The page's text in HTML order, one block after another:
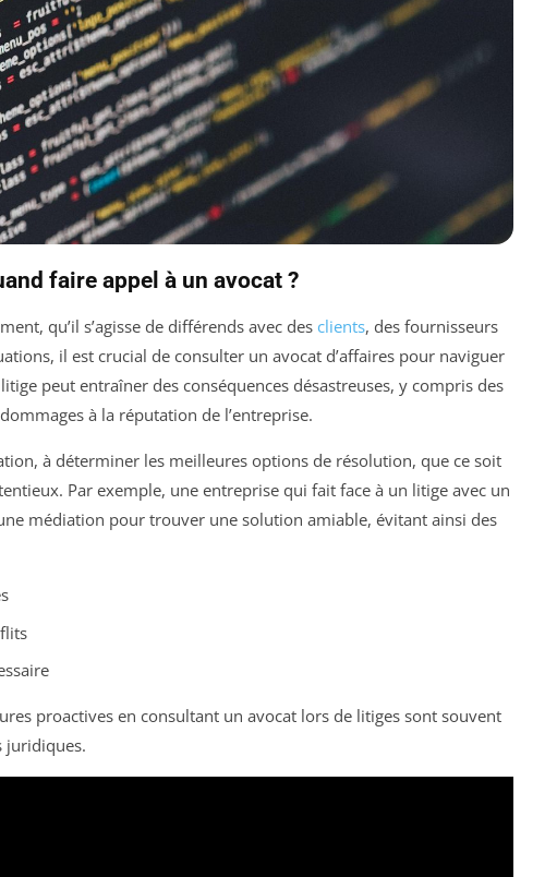
faire appel à un avocat ?
qu’il s’agisse de différends avec des clients, des fournisseurs
il est crucial de consulter un avocat d’affaires pour naviguer
peut entraîner des conséquences désastreuses, y compris des
à la réputation de l’entreprise.
à déterminer les meilleures options de résolution, que ce soit
Par exemple, une entreprise qui fait face à un litige avec un
médiation pour trouver une solution amiable, évitant ainsi des
proactives en consultant un avocat lors de litiges sont souvent
juridiques.